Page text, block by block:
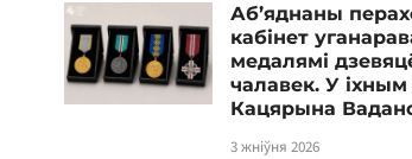
Аб’яднаны
кабінет
медалямі
чалавек. У іхным
Кацярына
3 жніўня 2026